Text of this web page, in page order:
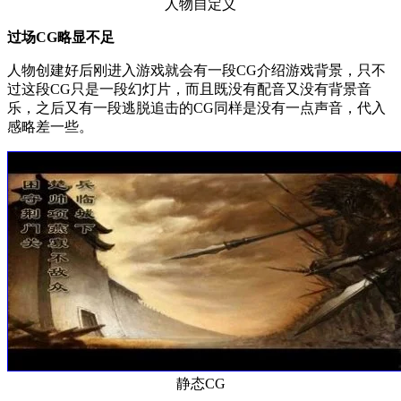
人物自定义
过场CG略显不足
人物创建好后刚进入游戏就会有一段CG介绍游戏背景，只不
过这段CG只是一段幻灯片，而且既没有配音又没有背景音
乐，之后又有一段逃脱追击的CG同样是没有一点声音，代入
感略差一些。
静态CG